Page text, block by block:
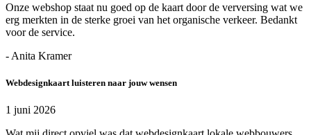
Onze webshop staat nu goed op de kaart door de verversing wat we
erg merkten in de sterke groei van het organische verkeer. Bedankt
voor de service.
- Anita Kramer
Webdesignkaart luisteren naar jouw wensen
1 juni 2026